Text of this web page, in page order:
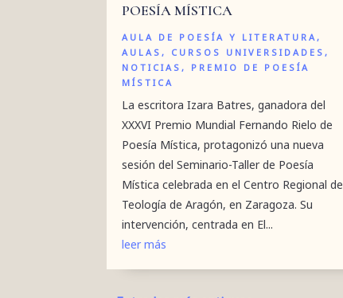
POESÍA MÍSTICA
AULA DE POESÍA Y LITERATURA,
AULAS, CURSOS UNIVERSIDADES,
NOTICIAS, PREMIO DE POESÍA
MÍSTICA
La escritora Izara Batres, ganadora del
XXXVI Premio Mundial Fernando Rielo de
Poesía Mística, protagonizó una nueva
sesión del Seminario-Taller de Poesía
Mística celebrada en el Centro Regional de
Teología de Aragón, en Zaragoza. Su
intervención, centrada en El...
leer más